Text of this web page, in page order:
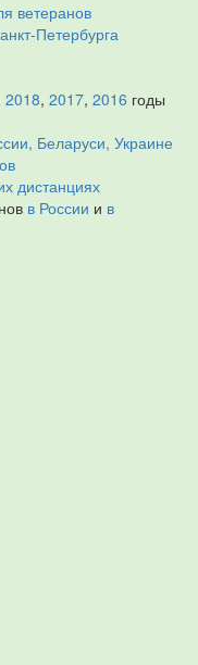
ветеранов
Петербурга
2018, 2017, 2016 годы
Беларуси, Украине
дистанциях
в России и в